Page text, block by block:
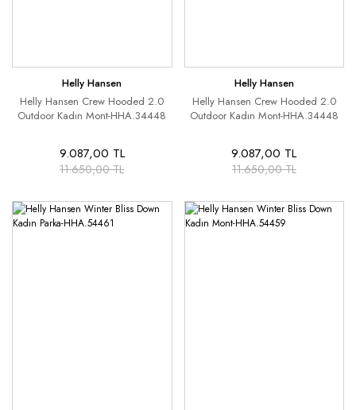
Helly Hansen
Helly Hansen Crew Hooded 2.0
Outdoor Kadın Mont-HHA.34448
9.087,00 TL
11.650,00 TL
Helly Hansen
Helly Hansen Crew Hooded 2.0
Outdoor Kadın Mont-HHA.34448
9.087,00 TL
11.650,00 TL